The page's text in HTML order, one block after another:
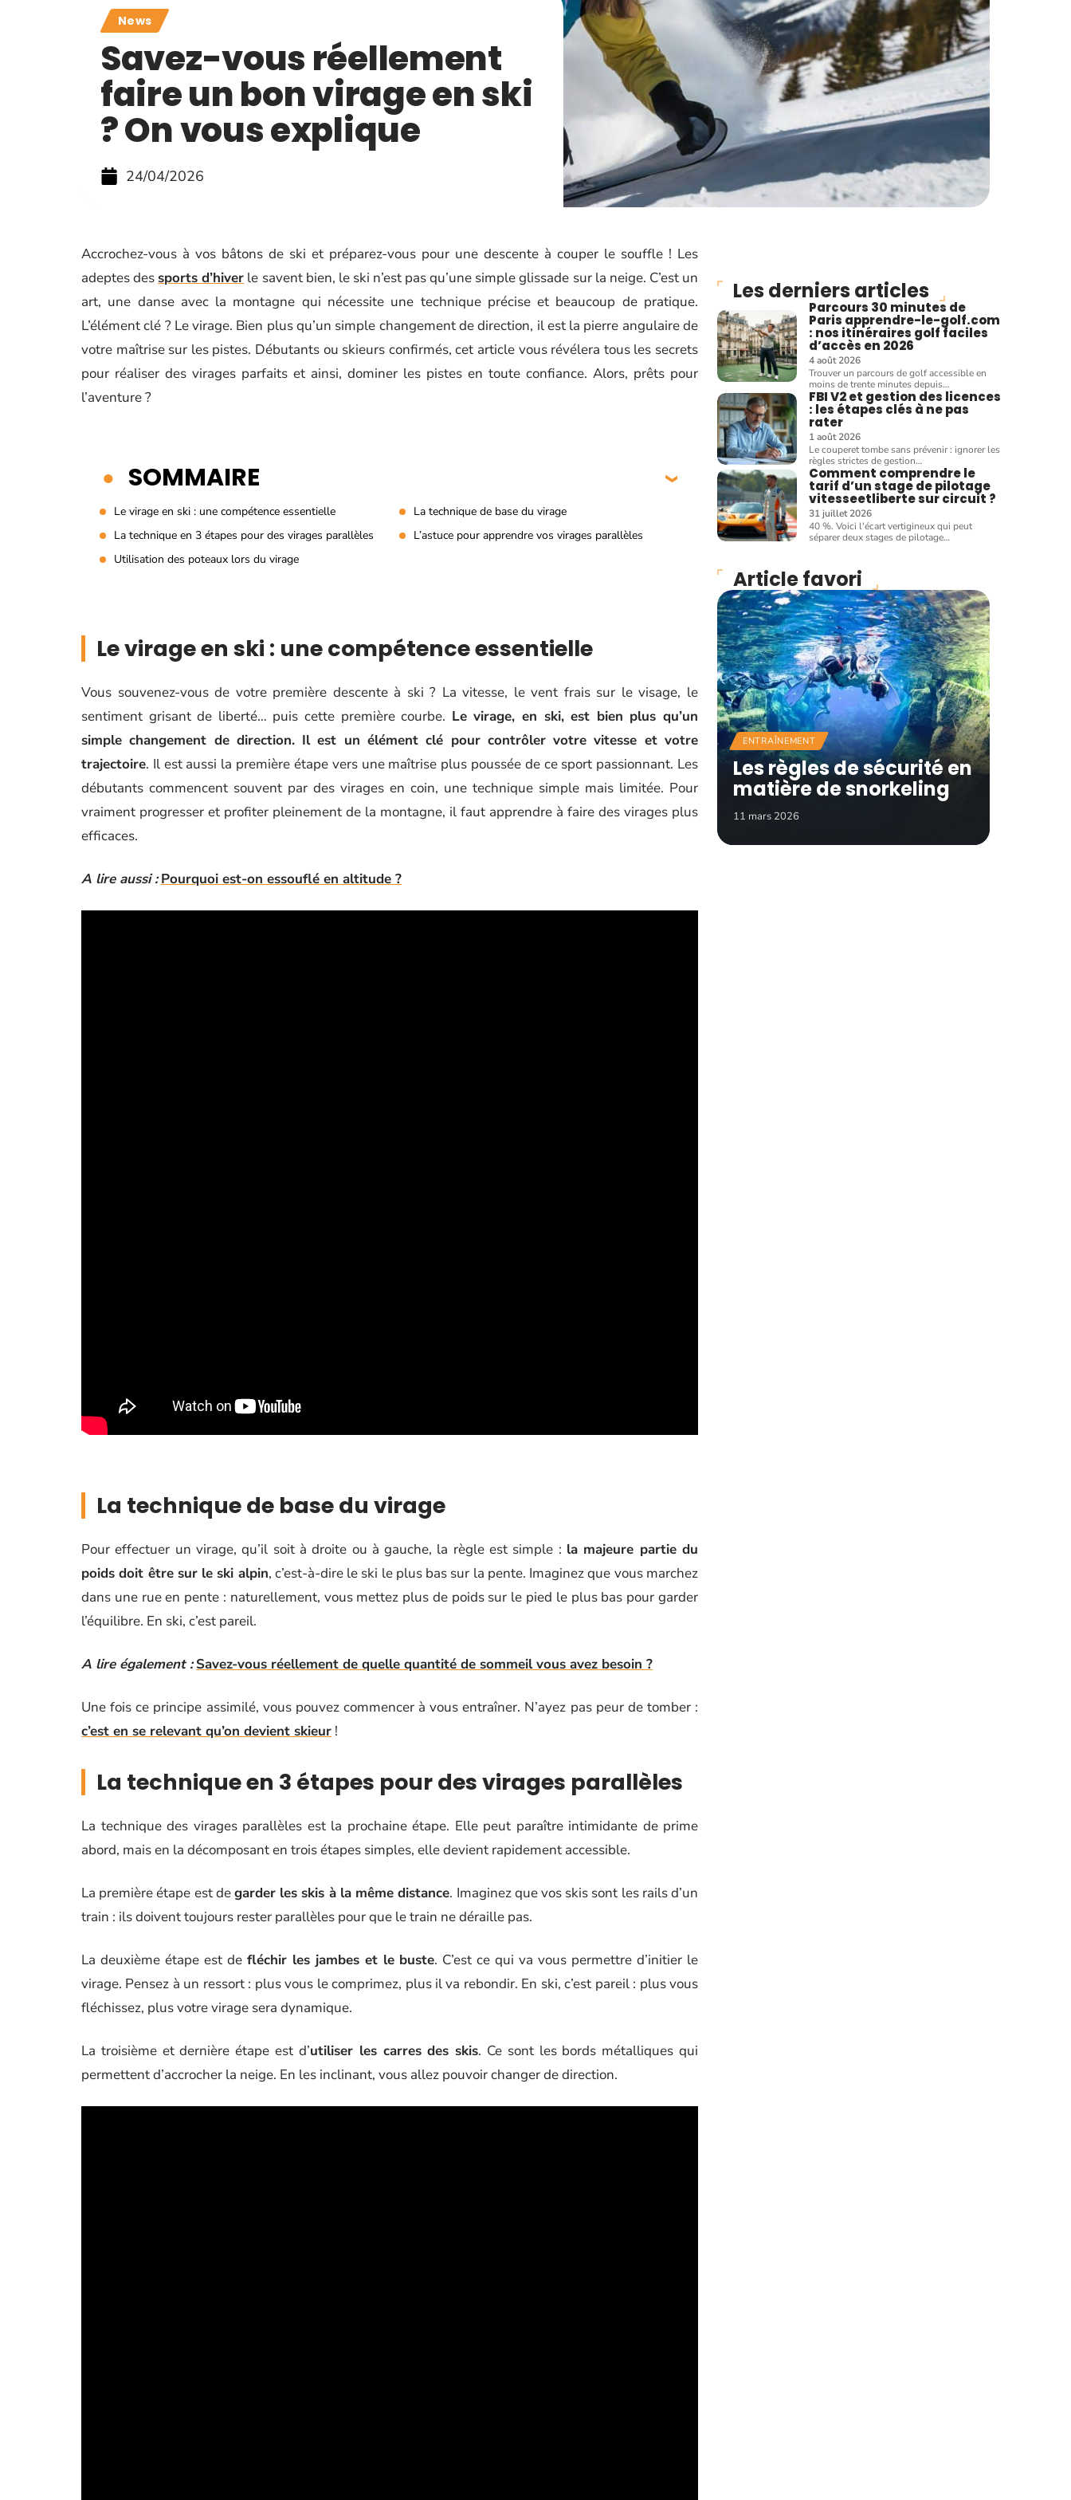
News
Savez-vous réellement
faire un bon virage en ski
? On vous explique
24/04/2026
Accrochez-vous à vos bâtons de ski et préparez-vous pour une descente à couper le souffle ! Les
adeptes des sports d’hiver le savent bien, le ski n’est pas qu’une simple glissade sur la neige. C’est un
art, une danse avec la montagne qui nécessite une technique précise et beaucoup de pratique.
L’élément clé ? Le virage. Bien plus qu’un simple changement de direction, il est la pierre angulaire de
votre maîtrise sur les pistes. Débutants ou skieurs confirmés, cet article vous révélera tous les secrets
pour réaliser des virages parfaits et ainsi, dominer les pistes en toute confiance. Alors, prêts pour
l’aventure ?
SOMMAIRE
Le virage en ski : une compétence essentielle
La technique de base du virage
La technique en 3 étapes pour des virages parallèles
L’astuce pour apprendre vos virages parallèles
Utilisation des poteaux lors du virage
Le virage en ski : une compétence essentielle
Vous souvenez-vous de votre première descente à ski ? La vitesse, le vent frais sur le visage, le
sentiment grisant de liberté… puis cette première courbe. Le virage, en ski, est bien plus qu’un
simple changement de direction. Il est un élément clé pour contrôler votre vitesse et votre
trajectoire. Il est aussi la première étape vers une maîtrise plus poussée de ce sport passionnant. Les
débutants commencent souvent par des virages en coin, une technique simple mais limitée. Pour
vraiment progresser et profiter pleinement de la montagne, il faut apprendre à faire des virages plus
efficaces.
A lire aussi : Pourquoi est-on essouflé en altitude ?
La technique de base du virage
Pour effectuer un virage, qu’il soit à droite ou à gauche, la règle est simple : la majeure partie du
poids doit être sur le ski alpin, c’est-à-dire le ski le plus bas sur la pente. Imaginez que vous marchez
dans une rue en pente : naturellement, vous mettez plus de poids sur le pied le plus bas pour garder
l’équilibre. En ski, c’est pareil.
A lire également : Savez-vous réellement de quelle quantité de sommeil vous avez besoin ?
Une fois ce principe assimilé, vous pouvez commencer à vous entraîner. N’ayez pas peur de tomber :
c’est en se relevant qu’on devient skieur !
La technique en 3 étapes pour des virages parallèles
La technique des virages parallèles est la prochaine étape. Elle peut paraître intimidante de prime
abord, mais en la décomposant en trois étapes simples, elle devient rapidement accessible.
La première étape est degarder les skis à la même distance. Imaginez que vos skis sont les rails d’un
train : ils doivent toujours rester parallèles pour que le train ne déraille pas.
La deuxième étape est de fléchir les jambes et le buste. C’est ce qui va vous permettre d’initier le
virage. Pensez à un ressort : plus vous le comprimez, plus il va rebondir. En ski, c’est pareil : plus vous
fléchissez, plus votre virage sera dynamique.
La troisième et dernière étape est d’utiliser les carres des skis. Ce sont les bords métalliques qui
permettent d’accrocher la neige. En les inclinant, vous allez pouvoir changer de direction.
Les derniers articles
Parcours 30 minutes de
Paris apprendre-le-golf.com
: nos itinéraires golf faciles
d’accès en 2026
4 août 2026
Trouver un parcours de golf accessible en
moins de trente minutes depuis…
FBI V2 et gestion des licences
: les étapes clés à ne pas
rater
1 août 2026
Le couperet tombe sans prévenir : ignorer les
règles strictes de gestion…
Comment comprendre le
tarif d’un stage de pilotage
vitesseetliberte sur circuit ?
31 juillet 2026
40 %. Voici l'écart vertigineux qui peut
séparer deux stages de pilotage…
Article favori
ENTRAÎNEMENT
Les règles de sécurité en
matière de snorkeling
11 mars 2026